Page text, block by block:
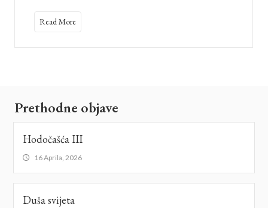
Read More
Prethodne objave
Hodočašća III
16 Aprila, 2026
Duša svijeta